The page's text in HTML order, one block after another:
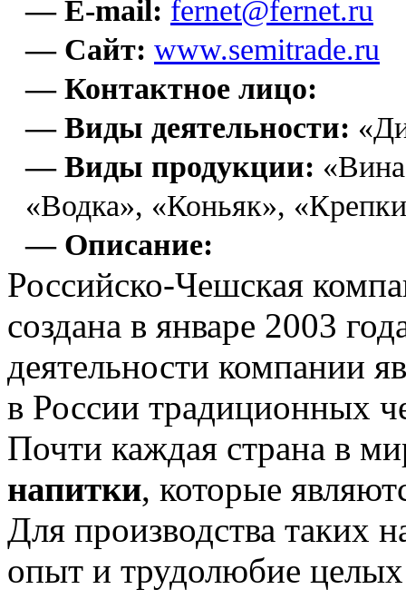
— E-mail: fernet@fernet.ru
— Сайт: www.semitrade.ru
— Контактное лицо:
— Виды деятельности:
— Виды продукции:
«Водка», «Коньяк»,
— Описание:
Российско-Чешская
создана в январе 2003
деятельности компании
в России традиционных
Почти каждая страна в
напитки, которые
Для производства таких
опыт и трудолюбие